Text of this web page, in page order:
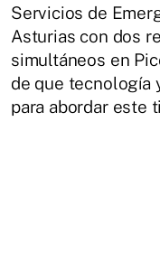
Servicios de
Asturias con dos
simultáneos en
de que tecnología
para abordar este